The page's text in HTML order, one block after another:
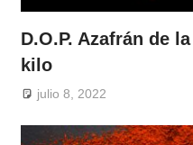
D.O.P. Azafrán de
kilo
julio 8, 2022